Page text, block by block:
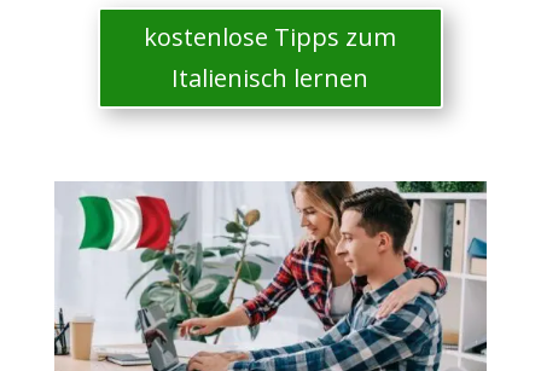
kostenlose Tipps zum
Italienisch lernen